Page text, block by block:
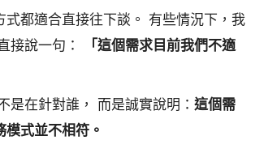
都適合直接往下談。 有些情況下，我
接說一句：
「這個需求目前我們不適
是在針對誰， 而是誠實說明： 這個需
式並不相符。